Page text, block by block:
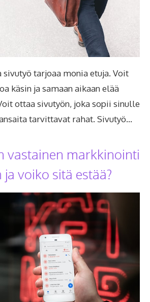
sivutyö tarjoaa monia etuja. Voit
käsin ja samaan aikaan elää
ottaa sivutyön, joka sopii sinulle
tarvittavat rahat. Sivutyö…
vastainen markkinointi
voiko sitä estää?